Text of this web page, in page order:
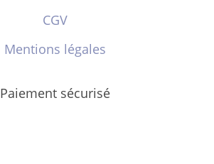
CGV
Mentions légales
Paiement sécurisé